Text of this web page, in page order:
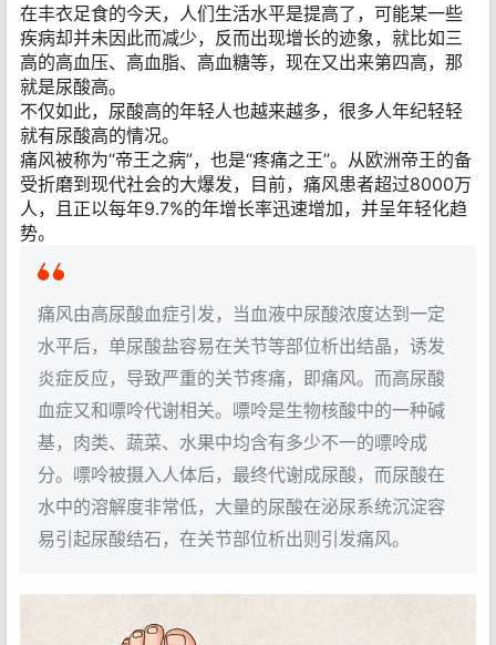
在丰衣足食的今天，人们生活水平是提高了，可能某一些
疾病却并未因此而减少，反而出现增长的迹象，就比如三
高的高血压、高血脂、高血糖等，现在又出来第四高，那
就是尿酸高。
不仅如此，尿酸高的年轻人也越来越多，很多人年纪轻轻
就有尿酸高的情况。
痛风被称为“帝王之病”，也是“疼痛之王”。从欧洲帝王的备
受折磨到现代社会的大爆发，目前，痛风患者超过8000万
人，且正以每年9.7%的年增长率迅速增加，并呈年轻化趋
势。
痛风由高尿酸血症引发，当血液中尿酸浓度达到一定
水平后，单尿酸盐容易在关节等部位析出结晶，诱发
炎症反应，导致严重的关节疼痛，即痛风。而高尿酸
血症又和 嘌呤代谢相关。嘌呤是生物核酸中的一种碱
基，肉类、蔬菜、水果中均含有多少不一的嘌呤成
分。嘌呤被摄入人体后，最终代谢成尿酸，而尿酸在
水中的溶解度非常低， 大量的尿酸在泌尿系统沉淀容
易引起尿酸结石，在关节部位析出则引发痛风。